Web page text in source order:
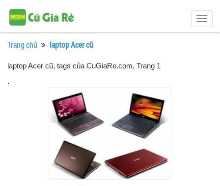
Trang chủ laptop Acer cũ
laptop Acer cũ, tags của CuGiaRe.com, Trang 1
.